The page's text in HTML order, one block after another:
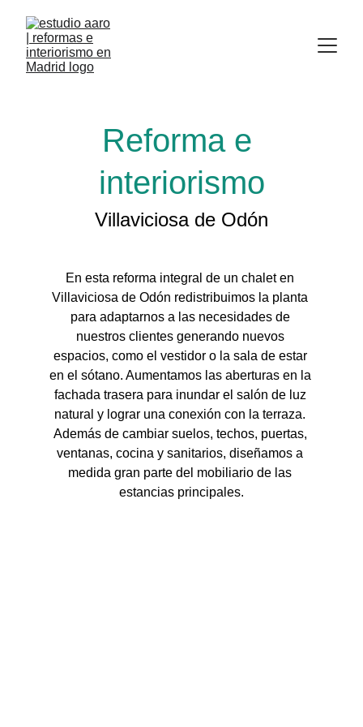
Reforma e
interiorismo
Villaviciosa de Odón
En esta reforma integral de un chalet en
Villaviciosa de Odón redistribuimos la planta
para adaptarnos a las necesidades de
nuestros clientes generando nuevos
espacios, como el vestidor o la sala de estar
en el sótano. Aumentamos las aberturas en la
fachada trasera para inundar el salón de luz
natural y lograr una conexión con la terraza.
Además de cambiar suelos, techos, puertas,
ventanas, cocina y sanitarios, diseñamos a
medida gran parte del mobiliario de las
estancias principales.